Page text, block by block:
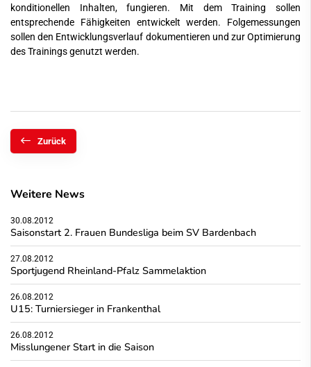
konditionellen Inhalten, fungieren. Mit dem Training sollen
entsprechende Fähigkeiten entwickelt werden. Folgemessungen
sollen den Entwicklungsverlauf dokumentieren und zur Optimierung
des Trainings genutzt werden.
Zurück
Weitere News
30.08.2012
Saisonstart 2. Frauen Bundesliga beim SV Bardenbach
27.08.2012
Sportjugend Rheinland-Pfalz Sammelaktion
26.08.2012
U15: Turniersieger in Frankenthal
26.08.2012
Misslungener Start in die Saison